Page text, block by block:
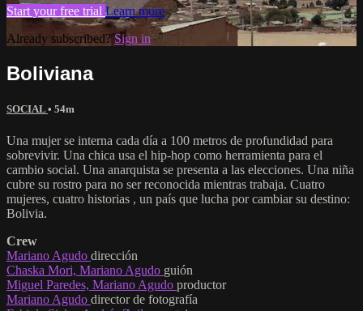
Start your free trial Learn more
Already subscribed? Sign in
Boliviana
SOCIAL • 54m
Una mujer se interna cada día a 100 metros de profundidad para
sobrevivir. Una chica usa el hip-hop como herramienta para el
cambio social. Una anarquista se presenta a las elecciones. Una niña
cubre su rostro para no ser reconocida mientras trabaja. Cuatro
mujeres, cuatro historias , un país que lucha por cambiar su destino:
Bolivia.
Crew
Mariano Agudo dirección
Chaska Mori, Mariano Agudo guión
Miguel Paredes, Mariano Agudo productor
Mariano Agudo director de fotografía